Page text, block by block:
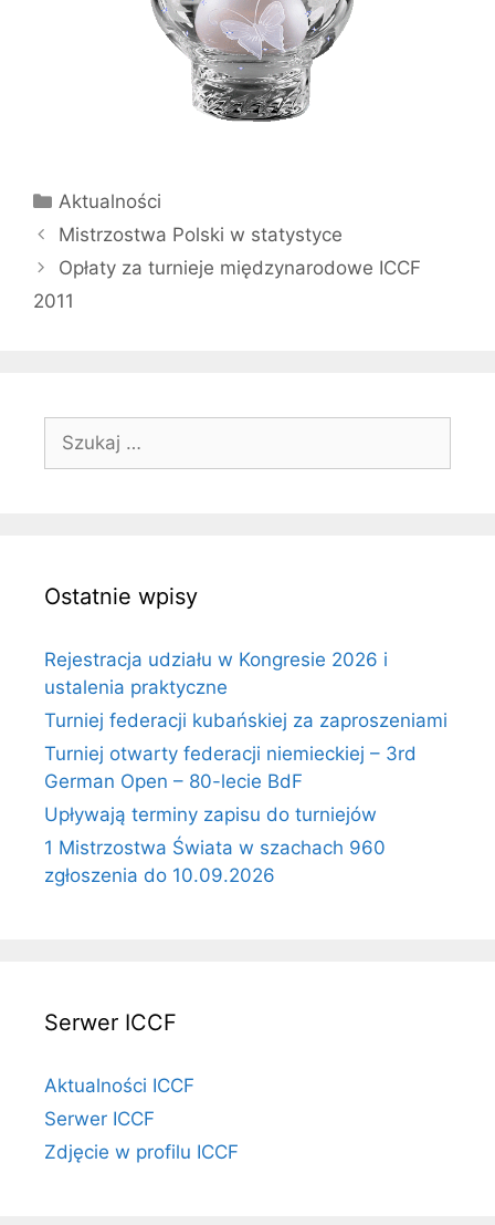
Kategorie
Aktualności
Mistrzostwa Polski w statystyce
Opłaty za turnieje międzynarodowe ICCF
2011
Ostatnie wpisy
Rejestracja udziału w Kongresie 2026 i
ustalenia praktyczne
Turniej federacji kubańskiej za zaproszeniami
Turniej otwarty federacji niemieckiej – 3rd
German Open – 80-lecie BdF
Upływają terminy zapisu do turniejów
1 Mistrzostwa Świata w szachach 960
zgłoszenia do 10.09.2026
Serwer ICCF
Aktualności ICCF
Serwer ICCF
Zdjęcie w profilu ICCF